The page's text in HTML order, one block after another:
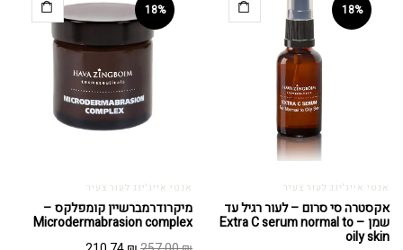
18%
אנטי אייג'ינג לעור צעיר
אקסטרה סי סרום – לעור רגיל עד
שמן – Extra C serum normal to
oily skin
18%
אנטי אייג'ינג לעור צעיר
מיקרודרמברשיין קומפלקס –
Microdermabrasion complex
המחיר
המחיר